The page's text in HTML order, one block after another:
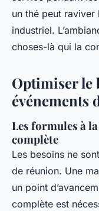
un thé peut raviver
industriel.
choses-là qui la
Optimiser le
événements
Les formules à
complète
Les besoins ne
de réunion. Une
un point
complète est